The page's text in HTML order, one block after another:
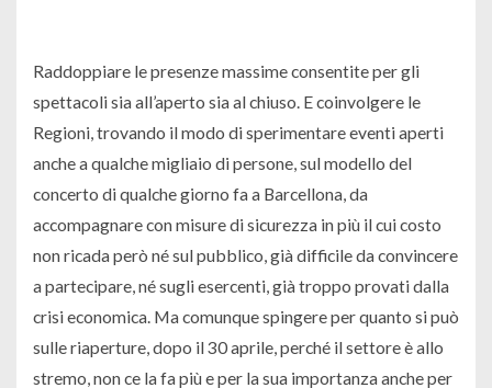
Raddoppiare le presenze massime consentite per gli
spettacoli sia all’aperto sia al chiuso. E coinvolgere le
Regioni, trovando il modo di sperimentare eventi aperti
anche a qualche migliaio di persone, sul modello del
concerto di qualche giorno fa a Barcellona, da
accompagnare con misure di sicurezza in più il cui costo
non ricada però né sul pubblico, già difficile da convincere
a partecipare, né sugli esercenti, già troppo provati dalla
crisi economica. Ma comunque spingere per quanto si può
sulle riaperture, dopo il 30 aprile, perché il settore è allo
stremo, non ce la fa più e per la sua importanza anche per